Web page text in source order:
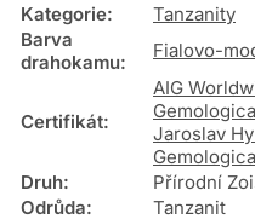
Kategorie:
Tanzanity
Barva
drahokamu:
Fialovo-
Certifikát:
AIG
Jaroslav
Druh:
Přírodní
Odrůda:
Tanzanit